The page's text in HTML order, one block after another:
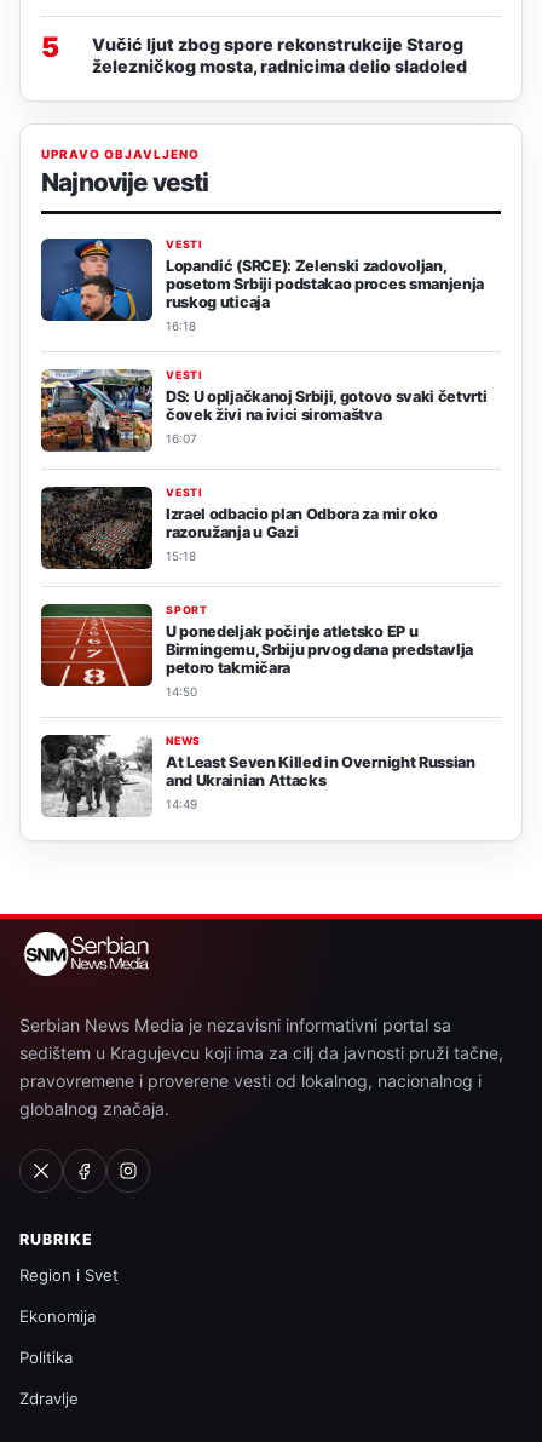
5
Vučić ljut zbog spore rekonstrukcije Starog
železničkog mosta, radnicima delio sladoled
UPRAVO OBJAVLJENO
Najnovije vesti
VESTI
Lopandić (SRCE): Zelenski zadovoljan,
posetom Srbiji podstakao proces smanjenja
ruskog uticaja
16:18
VESTI
DS: U opljačkanoj Srbiji, gotovo svaki četvrti
čovek živi na ivici siromaštva
16:07
VESTI
Izrael odbacio plan Odbora za mir oko
razoružanja u Gazi
15:18
SPORT
U ponedeljak počinje atletsko EP u
Birmingemu, Srbiju prvog dana predstavlja
petoro takmičara
14:50
NEWS
At Least Seven Killed in Overnight Russian
and Ukrainian Attacks
14:49
Serbian News Media je nezavisni informativni portal sa
sedištem u Kragujevcu koji ima za cilj da javnosti pruži tačne,
pravovremene i proverene vesti od lokalnog, nacionalnog i
globalnog značaja.
RUBRIKE
Region i Svet
Ekonomija
Politika
Zdravlje